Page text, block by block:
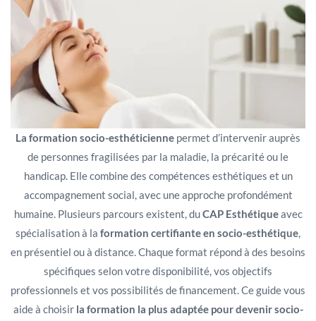
La formation socio-esthéticienne permet d’intervenir auprès
de personnes fragilisées par la maladie, la précarité ou le
handicap. Elle combine des compétences esthétiques et un
accompagnement social, avec une approche profondément
humaine. Plusieurs parcours existent, duCAP Esthétiqueavec
spécialisation à la formation certifiante en socio-esthétique,
en présentiel ou à distance. Chaque format répond à des besoins
spécifiques selon votre disponibilité, vos objectifs
professionnels et vos possibilités de financement. Ce guide vous
aide à choisir la formation la plus adaptée pour devenir socio-